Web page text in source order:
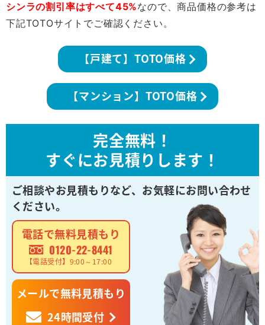
シンラの割引率はすべて45%なので、商品価格の参考は
下記TOTOサイトでご確認ください。
【戸建て】TOTO価格
【マンション】TOTO価格
完全無料！
すぐにお見積りします！
ご相談やお見積もりなど、 お気軽にお問い合わせ
ください。
電話で無料見積もり
0120-22-8441
【電話受付】9:00～17:00
メールで無料見積もり
24時間受付